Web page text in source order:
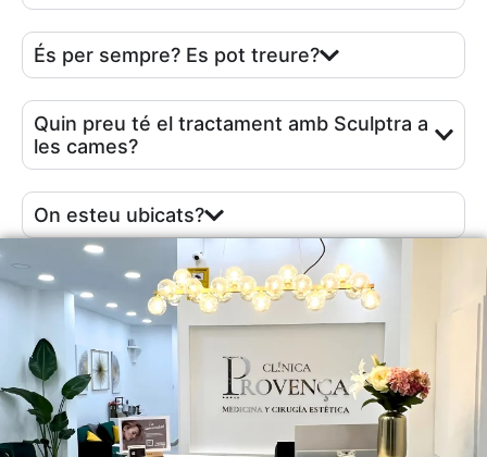
És per sempre? Es pot treure?
Quin preu té el tractament amb Sculptra a
les cames?
On esteu ubicats?